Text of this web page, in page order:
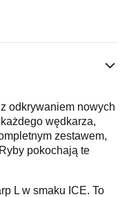
odkrywaniem nowych
wędkarza,
zestawem,
pokochają te
L w smaku ICE. To